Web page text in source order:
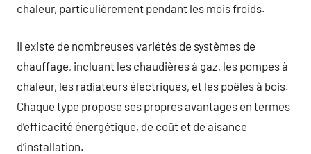
chaleur, particulièrement pendant les mois froids.
Il existe de nombreuses variétés de systèmes de
chauffage, incluant les chaudières à gaz, les pompes à
chaleur, les radiateurs électriques, et les poêles à bois.
Chaque type propose ses propres avantages en termes
d’efficacité énergétique, de coût et de aisance
d’installation.